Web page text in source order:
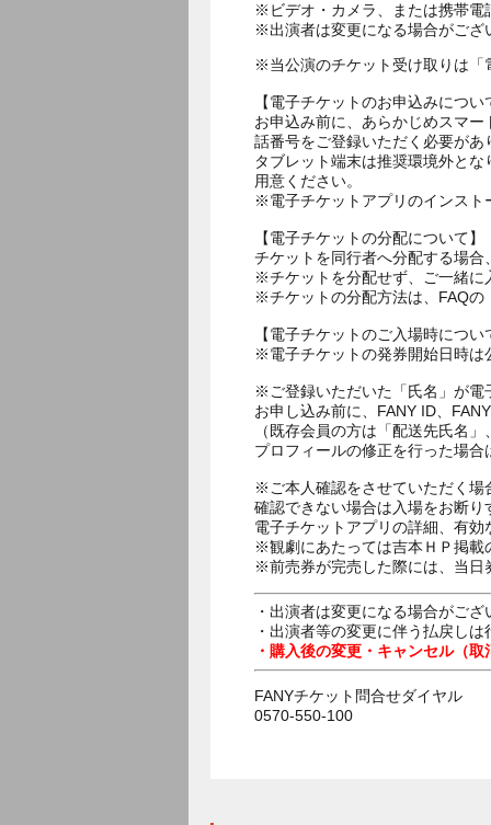
※ビデオ・カメラ、または携帯電
※出演者は変更になる場合がござ
※当公演のチケット受け取りは「
【電子チケットのお申込みについ
お申込み前に、あらかじめスマ
話番号をご登録いただく必要があ
タブレット端末は推奨環境外と
用意ください。
※電子チケットアプリのインスト
【電子チケットの分配について】
チケットを同行者へ分配する場合
※チケットを分配せず、ご一緒に
※チケットの分配方法は、FAQの
【電子チケットのご入場時につい
※電子チケットの発券開始日時は
※ご登録いただいた「氏名」が電
お申し込み前に、FANY ID、
（既存会員の方は「配送先氏名
プロフィールの修正を行った場
※ご本人確認をさせていただく場
確認できない場合は入場をお断り
電子チケットアプリの詳細、有効
※観劇にあたっては吉本ＨＰ掲載
※前売券が完売した際には、当日
・出演者は変更になる場合がござ
・出演者等の変更に伴う払戻しは
・購入後の変更・キャンセル（取
FANYチケット問合せダイヤル
0570-550-100